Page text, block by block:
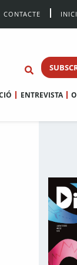
CONTACTE
ENTREVISTA